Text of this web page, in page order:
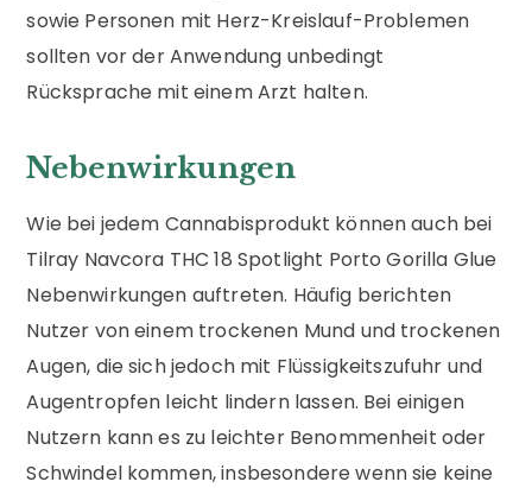
sowie Personen mit Herz-Kreislauf-Problemen
sollten vor der Anwendung unbedingt
Rücksprache mit einem Arzt halten.
Nebenwirkungen
Wie bei jedem Cannabisprodukt können auch bei
Tilray Navcora THC 18 Spotlight Porto Gorilla Glue
Nebenwirkungen auftreten. Häufig berichten
Nutzer von einem trockenen Mund und trockenen
Augen, die sich jedoch mit Flüssigkeitszufuhr und
Augentropfen leicht lindern lassen. Bei einigen
Nutzern kann es zu leichter Benommenheit oder
Schwindel kommen, insbesondere wenn sie keine